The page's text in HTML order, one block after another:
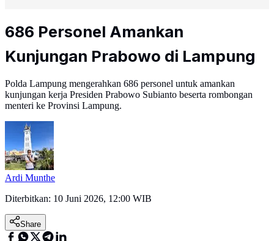
686 Personel Amankan
Kunjungan Prabowo di Lampung
Polda Lampung mengerahkan 686 personel untuk amankan
kunjungan kerja Presiden Prabowo Subianto beserta rombongan
menteri ke Provinsi Lampung.
Ardi Munthe
Diterbitkan: 10 Juni 2026, 12:00 WIB
Share